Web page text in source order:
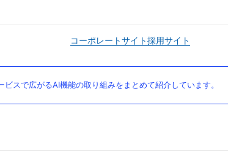
コーポレートサイト採用サイト
スで広がるAI機能の取り組みをまとめて紹介しています。